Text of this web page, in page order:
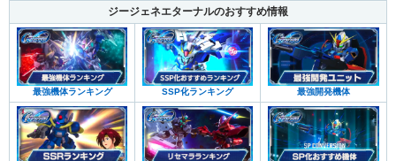
ジージェネエターナルのおすすめ情報
最強機体ランキング SSP化ランキング 最強開発機体